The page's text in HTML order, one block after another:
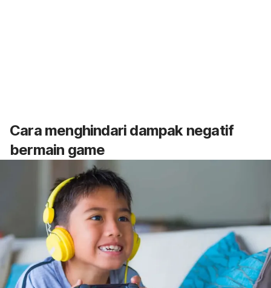
Cara menghindari dampak negatif
bermain game